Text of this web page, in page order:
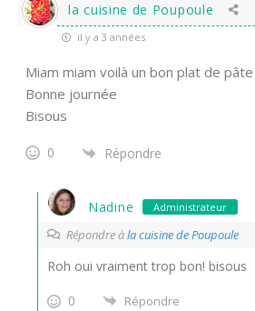
la cuisine de Poupoule
il y a 3 années
Miam miam voilà un bon plat de pâte
Bonne journée
Bisous
0 Répondre
Nadine Administrateur
Répondre àla cuisine de Poupoule
Roh oui vraiment trop bon! bisous
0
Répondre